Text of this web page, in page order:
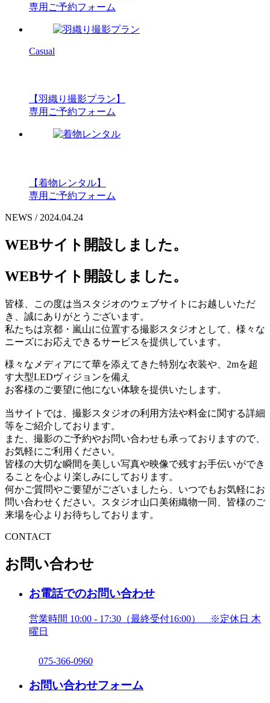
専用ご予約フォーム
Casual
【羽織り撮影プラン】
専用ご予約フォーム
【着物レンタル】
専用ご予約フォーム
NEWS / 2024.04.24
WEBサイト開設しました。
WEBサイト開設しました。
皆様、この度は当スタジオのウェブサイトにお越しいただ
き、誠にありがとうございます。
私たちは京都・嵐山に位置する撮影スタジオとして、様々な
ニーズにお応えできるサービスを提供しています。
様々なメディアにて華を添えてきた特別な衣装や、2mを超
す大型LEDヴィジョンを備え
お客様のご要望に他にない体験を提供いたします。
当サイトでは、撮影スタジオの利用方法や料金に関する詳細
等をご紹介しております。
また、撮影のご予約やお問い合わせも承っておりますので、
お気軽にご利用ください。
皆様の大切な瞬間を美しい写真や映像で残すお手伝いができ
ることを心より楽しみにしております。
何かご質問やご要望がございましたら、いつでもお気軽にお
問い合わせください。スタジオ山口美術織物一同、皆様のご
来場を心よりお待ちしております。
CONTACT
お問い合わせ
お電話でのお問い合わせ
営業時間 10:00 - 17:30（最終受付16:00）
※定休日 木
曜日
075-366-0960
お問い合わせフォーム